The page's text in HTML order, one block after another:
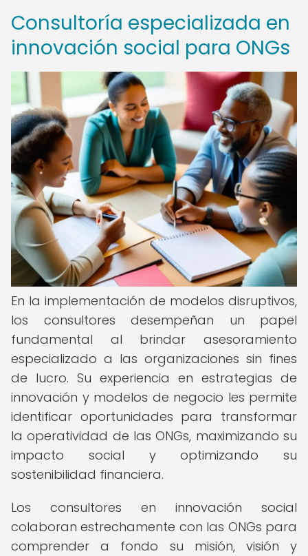
Consultoría especializada en
innovación social para ONGs
En la implementación de modelos disruptivos,
los consultores desempeñan un papel
fundamental al brindar asesoramiento
especializado a las organizaciones sin fines
de lucro. Su experiencia en estrategias de
innovación y modelos de negocio les permite
identificar oportunidades para transformar
la operatividad de las ONGs, maximizando su
impacto social y optimizando su
sostenibilidad financiera.
Los consultores en innovación social
colaboran estrechamente con las ONGs para
comprender a fondo su misión, visión y